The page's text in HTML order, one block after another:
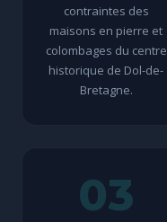
contraintes des
maisons en pierre et
colombages du centre
historique de Dol-de-
Bretagne.
03